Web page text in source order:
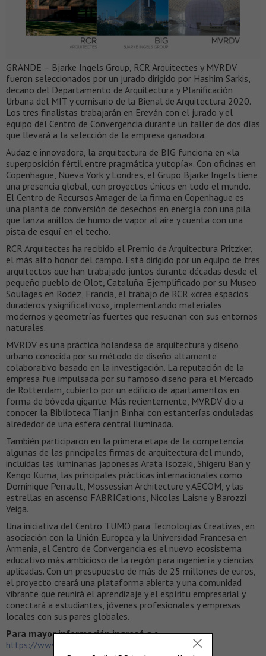
GRANDE – Bjarke Ingels Group, RCR Arquitectes y MVRDV
fueron seleccionados por un jurado dirigido por Hashim Sarkis,
decano del Departamento de Arquitectura y Planificación
Urbana del MIT y comisario de la Bienal de Arquitectura 2020.
Los tres finalistas trabajarán en Ereván con el jurado y el
equipo del Centro de Convergencia durante un taller de dos días
que llevará a la selección de la empresa ganadora.
Audaz e innovadora, la arquitectura de BIG funciona en «la
superposición fértil entre pragmática y utopía». Con oficinas en
Copenhague, Nueva York y Londres, el Grupo Bjarke Ingels tiene
una presencia global, con proyectos únicos en todo el mundo.
El Centro de Recursos Amager de la firma en Copenhague es
una planta de conversión de desechos en energía con una pila
que lanza anillos de humo de vapor al aire y cuenta con una
pista de esquí en el techo.
RCR Arquitectes ha recibido el Premio de Arquitectura Pritzker,
el más alto honor del campo. Está dirigido por un equipo de tres
arquitectos que han trabajado juntos durante décadas desde el
pequeño pueblo de Olot, Cataluña. Ejemplificado por su Museo
Soulages en Rodez, Francia, el trabajo de RCR «crea espacios
duraderos y significativos», implementando materiales
modernos y geometrías fuertes que resuenan con sus entornos
naturales.
MVRDV es una práctica holandesa de arquitectura y diseño
urbano conocida por su método de diseño altamente
colaborativo basado en la investigación. La reputación de la
empresa fue impulsada por su famoso diseño para el Mercado
de Rotterdam, cubierto por un edificio de apartamentos en
forma de bóveda gigante. Más recientemente, MVRDV dio a
conocer la Biblioteca Tianjin Binhai con estanterías onduladas
alrededor de una esfera central iluminada.
También participaron en la primera etapa de la competencia
algunas de las principales firmas de arquitectura del mundo,
incluidas las luminarias japonesas Arata Isozaki, Shigeru Ban y
Kengo Kuma, las principales prácticas internacionales como
Dominique Perrault, Mossessian Architecture y AECOM, y las
estrellas en ascenso FABRICations, Nicolas Laisne y Barozzi
Veiga.
Una iniciativa del Centro TUMO para Tecnologías Creativas, en
asociación con la Unión Europea y la Universidad Francesa en
Armenia, el Centro de Convergencia es el nuevo ecosistema
educativo más ambicioso de la región para ingeniería y ciencias
aplicadas. Con un presupuesto de más de 25 millones de euros,
el proyecto creará una plataforma abierta y una comunidad
vibrante que reunirá el aprendizaje y el espíritu empresarial y
conectará a estudiantes, jóvenes profesionales y empresas
locales con sus pares globales.
Para mayor información ingresá a >
https://www.convergence.center/